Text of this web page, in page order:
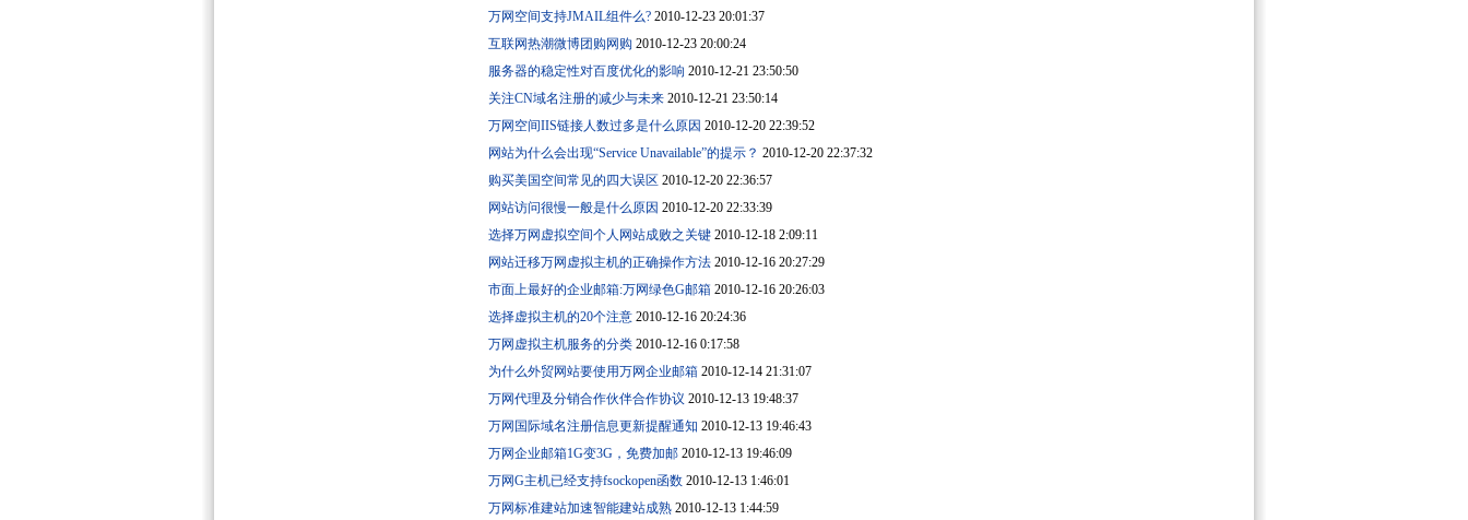
万网空间支持JMAIL组件么? 2010-12-23 20:01:37
互联网热潮微博团购网购 2010-12-23 20:00:24
服务器的稳定性对百度优化的影响 2010-12-21 23:50:50
关注CN域名注册的减少与未来 2010-12-21 23:50:14
万网空间IIS链接人数过多是什么原因 2010-12-20 22:39:52
网站为什么会出现“Service Unavailable”的提示？ 2010-12-20 22:37:32
购买美国空间常见的四大误区 2010-12-20 22:36:57
网站访问很慢一般是什么原因 2010-12-20 22:33:39
选择万网虚拟空间个人网站成败之关键 2010-12-18 2:09:11
网站迁移万网虚拟主机的正确操作方法 2010-12-16 20:27:29
市面上最好的企业邮箱:万网绿色G邮箱 2010-12-16 20:26:03
选择虚拟主机的20个注意 2010-12-16 20:24:36
万网虚拟主机服务的分类 2010-12-16 0:17:58
为什么外贸网站要使用万网企业邮箱 2010-12-14 21:31:07
万网代理及分销合作伙伴合作协议 2010-12-13 19:48:37
万网国际域名注册信息更新提醒通知 2010-12-13 19:46:43
万网企业邮箱1G变3G，免费加邮 2010-12-13 19:46:09
万网G主机已经支持fsockopen函数 2010-12-13 1:46:01
万网标准建站加速智能建站成熟 2010-12-13 1:44:59